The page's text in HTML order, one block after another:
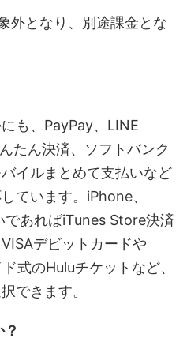
外となり、別途課金とな
も、PayPay、LINE
たん決済、ソフトバンク
イルまとめて支払いなど
ています。iPhone、
あればiTunes Store決済
デビットカードや
式のHuluチケットなど、
できます。